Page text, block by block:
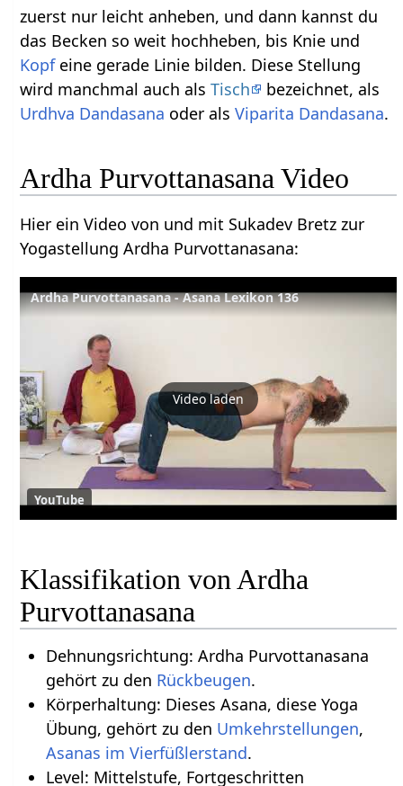
zuerst nur leicht anheben, und dann kannst du
das Becken so weit hochheben, bis Knie und
Kopfeine gerade Linie bilden. Diese Stellung
wird manchmal auch alsTisch
bezeichnet, als
Urdhva Dandasana oder alsViparita Dandasana.
Ardha Purvottanasana Video
Hier ein Video von und mit Sukadev Bretz zur
Yogastellung Ardha Purvottanasana:
Ardha Purvottanasana - Asana Lexikon 136
Video laden
YouTube
Klassifikation von Ardha
Purvottanasana
Dehnungsrichtung: Ardha Purvottanasana
gehört zu den Rückbeugen.
Körperhaltung: Dieses Asana, diese Yoga
Übung, gehört zu den Umkehrstellungen,
Asanas im Vierfüßlerstand.
Level: Mittelstufe, Fortgeschritten